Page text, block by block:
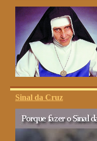
Sinal da Cruz